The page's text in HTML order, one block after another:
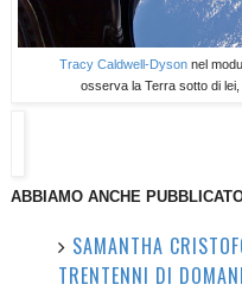
Tracy Caldwell-Dyson nel
osserva la Terra sotto di
ABBIAMO ANCHE
SAMANTHA
TRENTENNI DI DOMANI